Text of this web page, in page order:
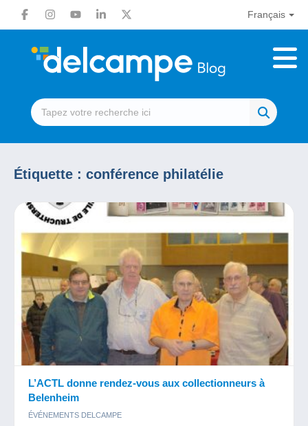
Français
Étiquette : conférence philatélie
L’ACTL donne rendez-vous aux collectionneurs à
Belenheim
ÉVÉNEMENTS DELCAMPE